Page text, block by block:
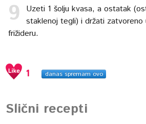
Uzeti 1 šolju kvasa, a ostatak
staklenoj tegli) i držati zatvoreno
frižideru.
1 danas spremam ovo
Slični recepti